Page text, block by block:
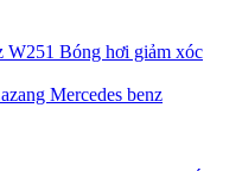
Bóng hơi giảm xóc
Mercedes benz